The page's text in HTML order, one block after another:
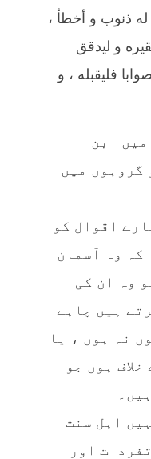
له ذنوب و أخطأ ،
و ليدقق
فليقبله ، و
میں ابن
گروہوں میں
اقوال کو
کہ وہ آسمان
وہ ان کی
ہیں چاہے
نہ ہوں ، یا
ہوں جو
اہل سنت
اور